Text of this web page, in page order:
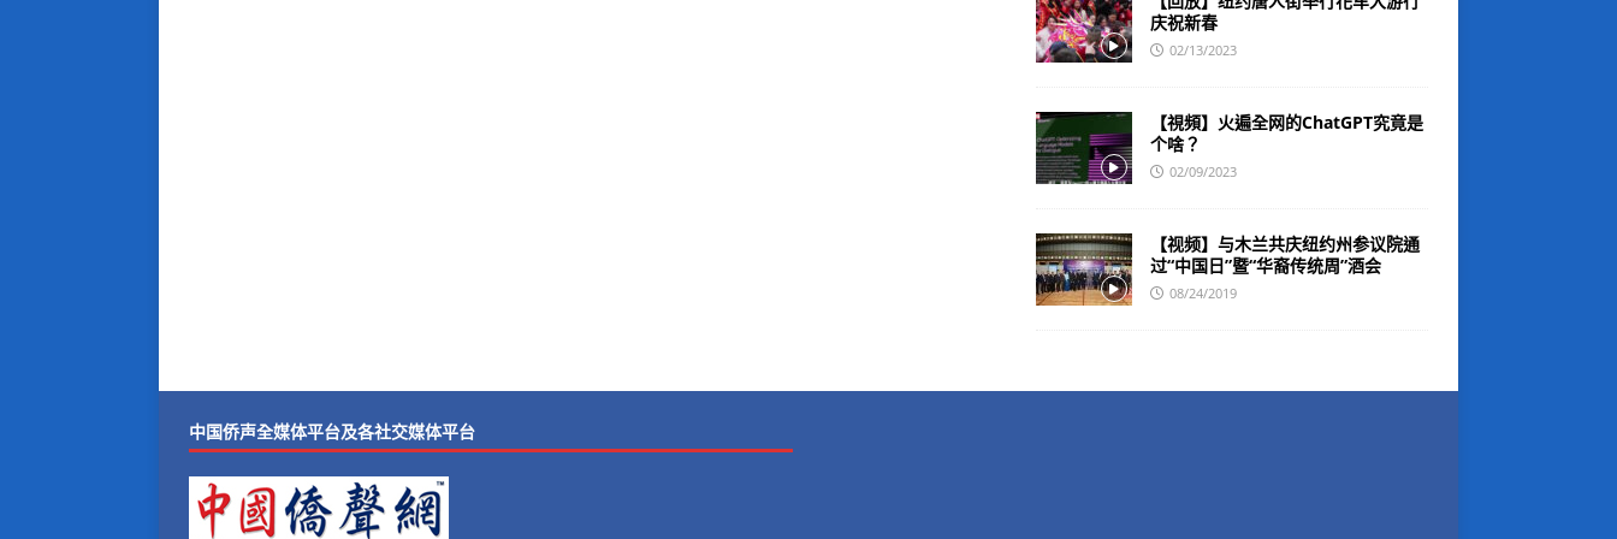
庆祝新春
02/13/2023
【視頻】火遍全网的ChatGPT究竟是
个啥？
02/09/2023
【视频】与木兰共庆纽约州参议院通
过“中国日”暨“华裔传统周”酒会
08/24/2019
中国侨声全媒体平台及各社交媒体平台